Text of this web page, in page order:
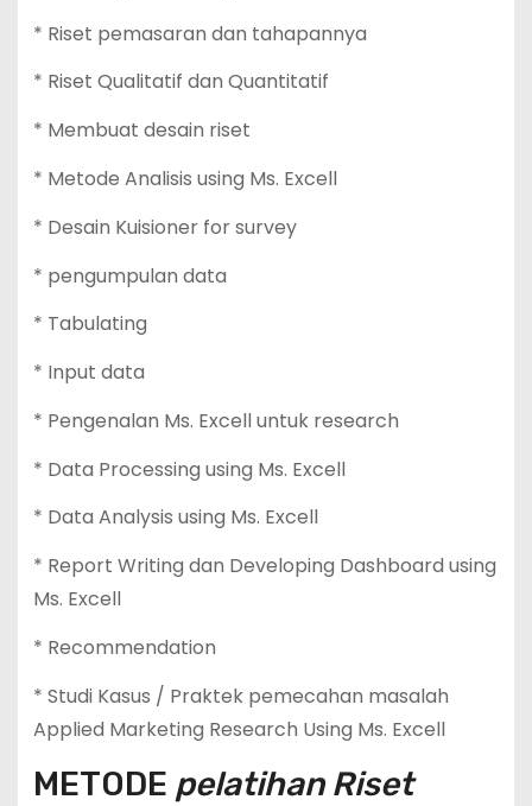
* Riset pemasaran dan tahapannya
* Riset Qualitatif dan Quantitatif
* Membuat desain riset
* Metode Analisis using Ms. Excell
* Desain Kuisioner for survey
* pengumpulan data
* Tabulating
* Input data
* Pengenalan Ms. Excell untuk research
* Data Processing using Ms. Excell
* Data Analysis using Ms. Excell
* Report Writing dan Developing Dashboard using
Ms. Excell
* Recommendation
* Studi Kasus / Praktek pemecahan masalah
Applied Marketing Research Using Ms. Excell
METODE pelatihan Riset